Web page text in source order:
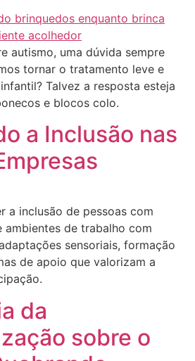
autismo, uma dúvida sempre
tornar o tratamento leve e
Talvez a resposta esteja
e blocos colo.
a Inclusão nas
a inclusão de pessoas com
ambientes de trabalho com
sensoriais, formação
de apoio que valorizam a
da
sobre o